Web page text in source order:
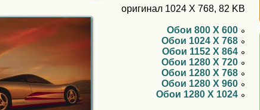
оригинал 1024 X 768, 82 KB
Обои 800 X 600
Обои 1024 X 768
Обои 1152 X 864
Обои 1280 X 720
Обои 1280 X 768
Обои 1280 X 960
Обои 1280 X 1024